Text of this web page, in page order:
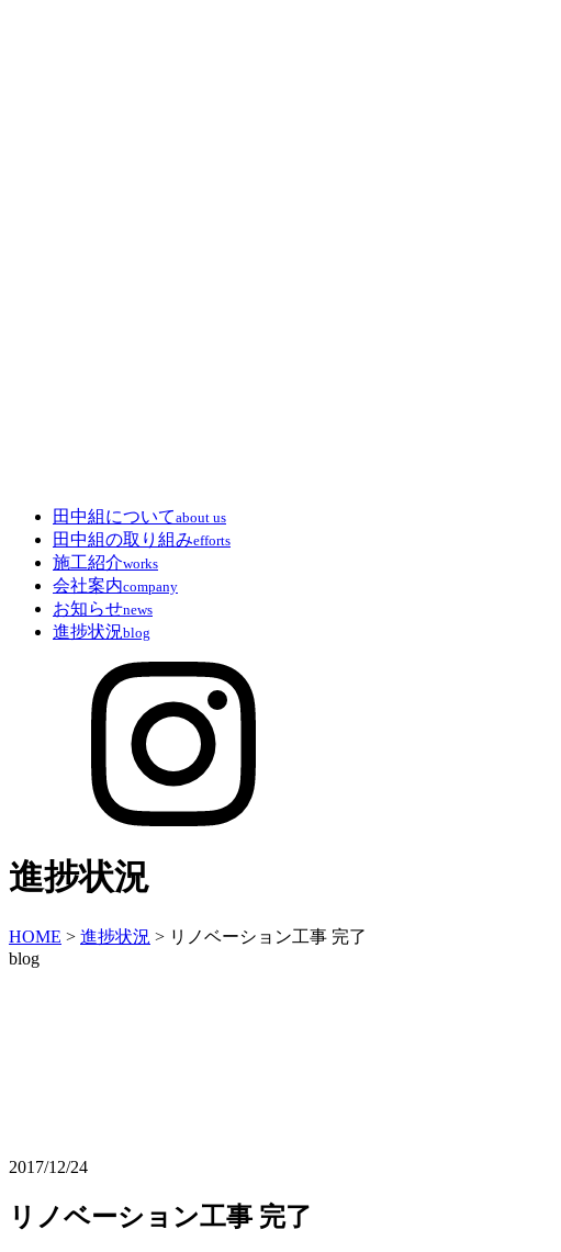
田中組についてabout us
田中組の取り組みefforts
施工紹介works
会社案内company
お知らせnews
進捗状況blog
進捗状況
HOME > 進捗状況 > リノベーション工事 完了
blog
2017/12/24
リノベーション工事 完了